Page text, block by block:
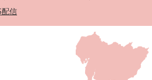
配信